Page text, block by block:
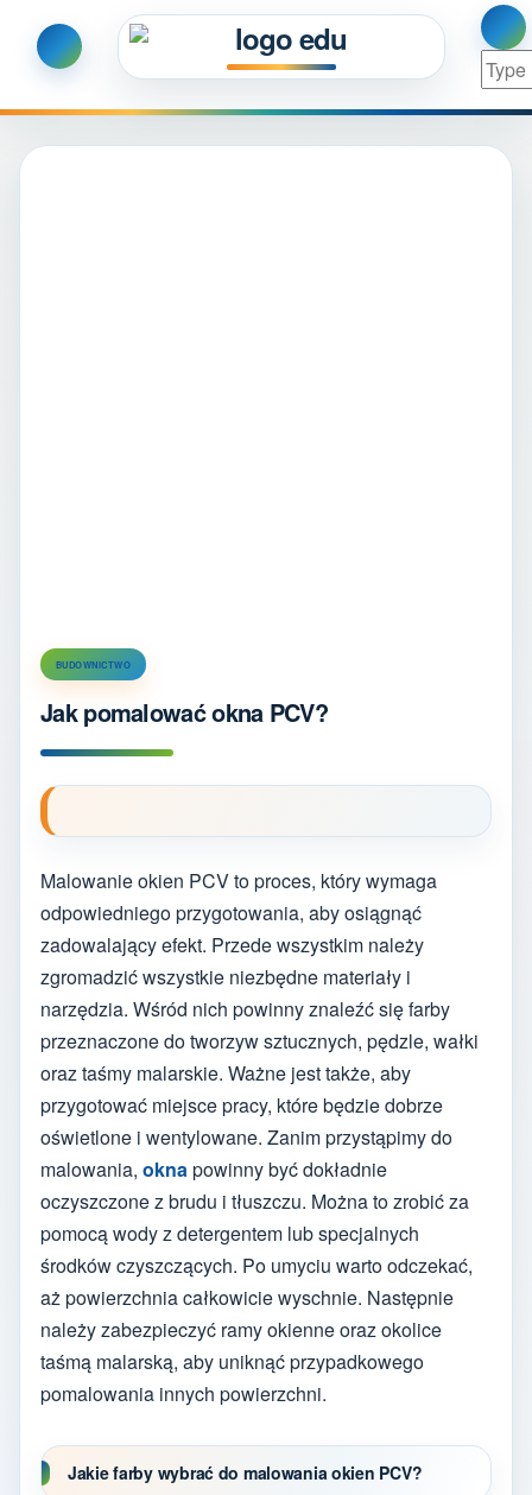
BUDOWNICTWO
Jak pomalować okna PCV?
Malowanie okien PCV to proces, który wymaga
odpowiedniego przygotowania, aby osiągnąć
zadowalający efekt. Przede wszystkim należy
zgromadzić wszystkie niezbędne materiały i
narzędzia. Wśród nich powinny znaleźć się farby
przeznaczone do tworzyw sztucznych, pędzle, wałki
oraz taśmy malarskie. Ważne jest także, aby
przygotować miejsce pracy, które będzie dobrze
oświetlone i wentylowane. Zanim przystąpimy do
malowania, okna powinny być dokładnie
oczyszczone z brudu i tłuszczu. Można to zrobić za
pomocą wody z detergentem lub specjalnych
środków czyszczących. Po umyciu warto odczekać,
aż powierzchnia całkowicie wyschnie. Następnie
należy zabezpieczyć ramy okienne oraz okolice
taśmą malarską, aby uniknąć przypadkowego
pomalowania innych powierzchni.
Jakie farby wybrać do malowania okien PCV?